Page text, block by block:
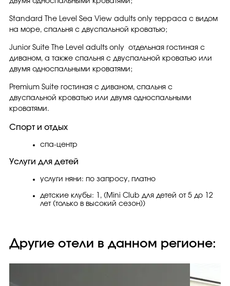
Standard The Level Sea View adults only терраса с видом
на море, спальня с двуспальной кроватью;
Junior Suite The Level adults only отдельная гостиная с
диваном, а также спальня с двуспальной кроватью или
двумя односпальными кроватями;
Premium Suite гостиная с диваном, спальня с
двуспальной кроватью или двумя односпальными
кроватями.
Спорт и отдых
спа-центр
Услуги для детей
услуги няни: по запросу, платно
детские клубы: 1, (Mini Club для детей от 5 до 12
лет (только в высокий сезон))
Другие отели в данном регионе: